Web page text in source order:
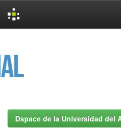
Dspace de la Universidad del